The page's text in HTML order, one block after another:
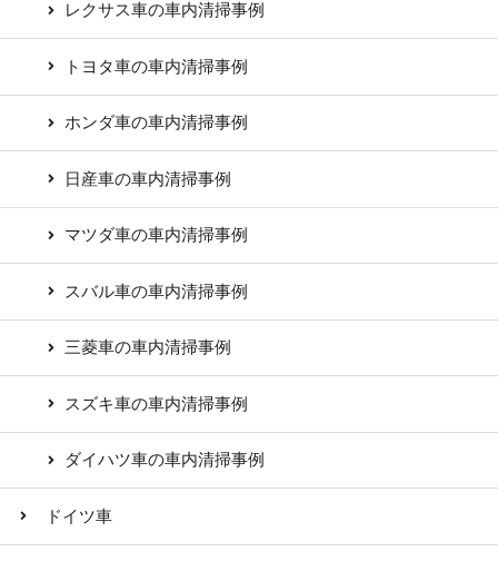
レクサス車の車内清掃事例
トヨタ車の車内清掃事例
ホンダ車の車内清掃事例
日産車の車内清掃事例
マツダ車の車内清掃事例
スバル車の車内清掃事例
三菱車の車内清掃事例
スズキ車の車内清掃事例
ダイハツ車の車内清掃事例
ドイツ車